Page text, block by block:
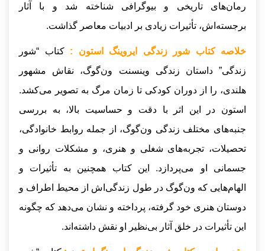
رمان‌های تاریخی و بیوگرافی شناخته شد و با آثار
برجسته‌اش، تأثیرات زیادی بر ادبیات معاصر گذاشت.
خلاصه کتاب شور زندگی ایروینگ استون : کتاب “شور
زندگی” داستان زندگی وینسنت ون‌گوگ، نقاش مشهور
هلندی، را از دوران کودکی تا زمان مرگ به تصویر می‌کشد.
استون در این اثر با دقت و حساسیت بالا، به بررسی
جنبه‌های مختلف زندگی ون‌گوگ، از جمله روابط خانوادگی،
تحصیلات، تجربه‌های شغلی و هنری، و مشکلات روانی و
جسمانی او می‌پردازد. این کتاب همچنین به تأثیرات و
الهام‌هایی که ون‌گوگ در طول زندگی‌اش از محیط اطراف و
دوستان هنری خود گرفته، پرداخته و نشان می‌دهد که چگونه
این تأثیرات در خلق آثار بی‌نظیر او نقش داشته‌اند.